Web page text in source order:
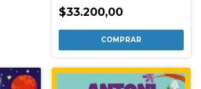
$33.200,00